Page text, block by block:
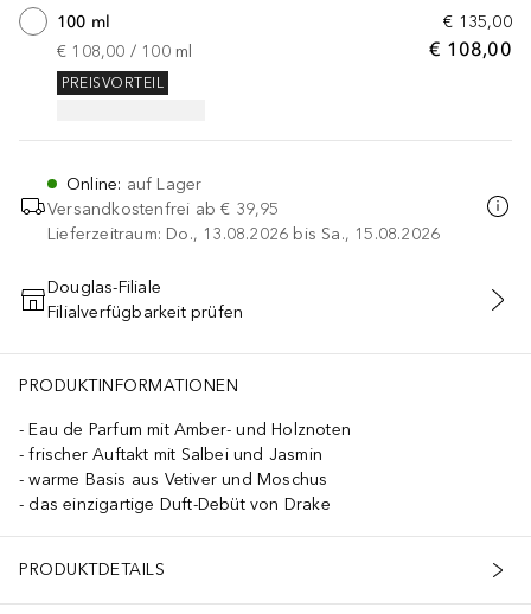
€ 135,00
€ 108,00
100 ml
€ 108,00 / 100 ml
PREISVORTEIL
Online: auf Lager
Versandkostenfrei ab € 39,95
Lieferzeitraum: Do., 13.08.2026 bis Sa., 15.08.2026
IN DEN WARENKORB
Douglas-Filiale
Filialverfügbarkeit prüfen
PRODUKTINFORMATIONEN
Eau de Parfum mit Amber- und Holznoten
frischer Auftakt mit Salbei und Jasmin
warme Basis aus Vetiver und Moschus
das einzigartige Duft-Debüt von Drake
PRODUKTDETAILS